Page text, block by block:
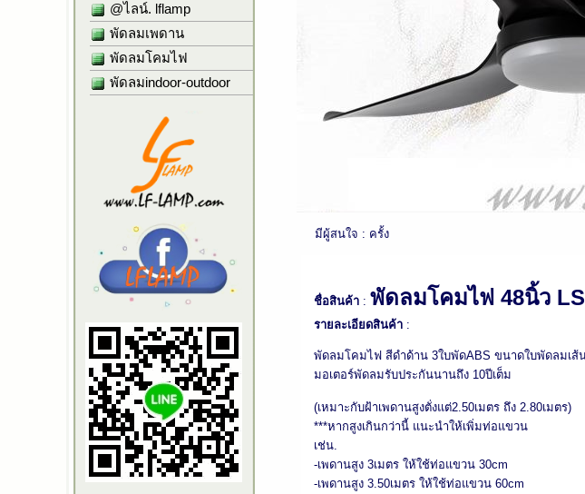
@ไลน์. lflamp
พัดลมเพดาน
พัดลมโคมไฟ
พัดลมindoor-outdoor
มีผู้สนใจ : ครั้ง
ชื่อสินค้า : พัดลมโคมไฟ 48นิ้ว
รายละเอียดสินค้า :
พัดลมโคมไฟ สีดำด้าน 3ใบพัดABS ขนาดใบพัดลมเส้
มอเตอร์พัดลมรับประกันนานถึง 10ปีเต็ม
(เหมาะกับฝ้าเพดานสูงตั่งแต่2.50เมตร ถึง 2.80เมตร)
***หากสูงเกินกว่านี้ แนะนำให้เพิ่มท่อแขวน
เช่น.
-เพดานสูง 3เมตร ให้ใช้ท่อแขวน 30cm
-เพดานสูง 3.50เมตร ให้ใช้ท่อแขวน 60cm